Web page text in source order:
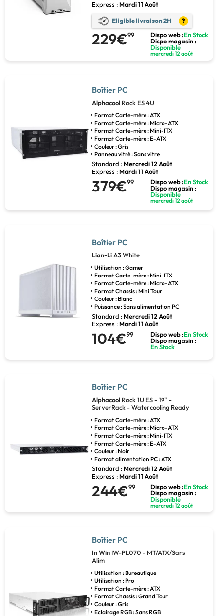
Express : Mardi 11 Août
Eligible livraison 2H ?
229€99 Dispo web :En Stock
Dispo magasin :
Disponible
mercredi 12 août
Boîtier PC
Alphacool Rack ES 4U
Format Carte-mère : ATX
Format Carte-mère : Micro-ATX
Format Carte-mère : Mini-ITX
Format Carte-mère : E-ATX
Couleur : Gris
Panneau vitré : Sans vitre
Standard : Mercredi 12 Août
Express : Mardi 11 Août
379€99 Dispo web :En Stock
Dispo magasin :
Disponible
mercredi 12 août
Boîtier PC
Lian-LiA3 White
Utilisation : Gamer
Format Carte-mère : Mini-ITX
Format Carte-mère : Micro-ATX
Format Chassis : Mini Tour
Couleur : Blanc
Puissance : Sans alimentation PC
Standard : Mercredi 12 Août
Express : Mardi 11 Août
104€99 Dispo web :En Stock
Dispo magasin :
En Stock
Boîtier PC
Alphacool Rack 1U ES - 19" -
ServerRack - Watercooling Ready
Format Carte-mère : ATX
Format Carte-mère : Micro-ATX
Format Carte-mère : Mini-ITX
Format Carte-mère : E-ATX
Couleur : Noir
Format alimentation PC : ATX
Standard : Mercredi 12 Août
Express : Mardi 11 Août
244€99 Dispo web :En Stock
Dispo magasin :
Disponible
mercredi 12 août
Boîtier PC
In Win IW-PL070 - MT/ATX/Sans
Alim
Utilisation : Bureautique
Utilisation : Pro
Format Carte-mère : ATX
Format Chassis : Grand Tour
Couleur : Gris
Eclairage RGB : Sans RGB